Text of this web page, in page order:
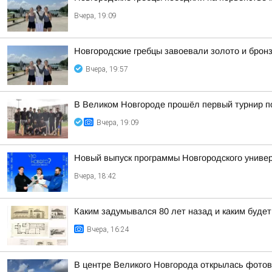
Вчера, 19:09
Новгородские гребцы завоевали золото и
Вчера, 19:57
В Великом Новгороде прошёл первый турнир
Вчера, 19:09
Новый выпуск программы Новгородского
Вчера, 18:42
Каким задумывался 80 лет назад и каким
Вчера, 16:24
В центре Великого Новгорода открылась